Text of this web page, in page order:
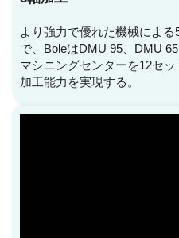
より強力で優れた機械によ
で、BoleはDMU 95、DMU
マシニングセンターを12セ
加工能力を実現する。